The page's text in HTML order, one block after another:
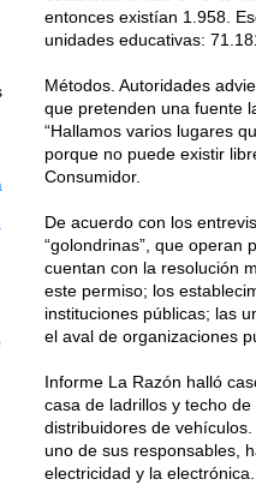
entonces existían 1.958.
unidades educativas:
Métodos. Autoridades
que pretenden una fuente
“Hallamos varios lugares
porque no puede existir
Consumidor.
De acuerdo con los
“golondrinas”, que operan
cuentan con la resolución
este permiso; los
instituciones públicas; las
el aval de organizaciones
Informe La Razón halló
casa de ladrillos y techo
distribuidores de
uno de sus responsables,
electricidad y la electrónica.